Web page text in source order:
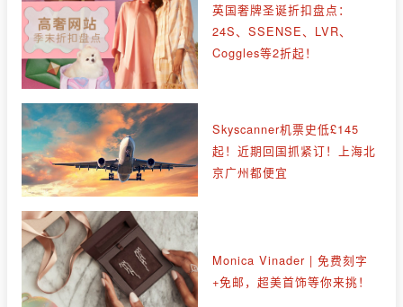
英国奢牌圣诞折扣盘点：
24S、SSENSE、LVR、
Coggles等2折起！
Skyscanner机票史低£145
起！近期回国抓紧订！上海北
京广州都便宜
Monica Vinader | 免费刻字
+免邮，超美首饰等你来挑！